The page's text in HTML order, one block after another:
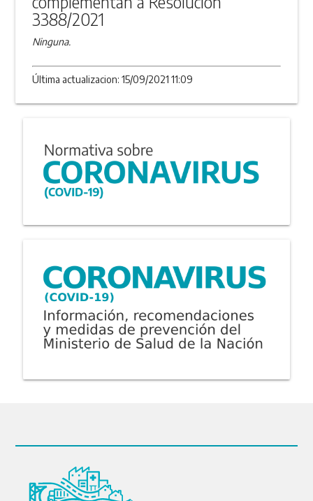
3388/2021
Ninguna.
Última actualizacion: 15/09/2021 11:09